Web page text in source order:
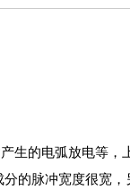
生的电弧放电等 ，
的脉冲宽度很宽 ，